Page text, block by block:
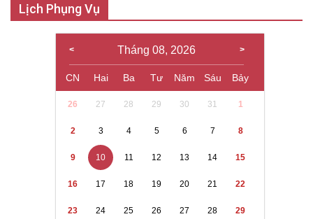
Lịch Phụng Vụ
Tháng 08, 2026
CN Hai Ba Tư Năm Sáu Bảy
26 27 28 29 30 31 1
2 3 4 5 6 7 8
9 10 11 12 13 14 15
16 17 18 19 20 21 22
23 24 25 26 27 28 29